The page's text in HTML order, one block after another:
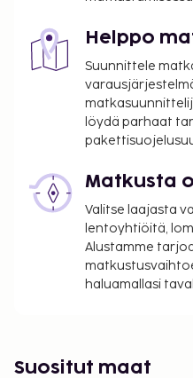
baari/aulabaari ja
raikkaan juoman
buffetaamiainen
10.30 ja viikonloppuisin klo
tilat tai palvelut on
saattavat muuttua):
Uima-allas
Majoituspaikka veloittaa
suoritettavat maksut.
sovellettavat verot:
Takuumaksu: 5000
Helppo
Suunnittele
löydä parhaat
Matkusta
Valitse laajasta
lentoyhtiöitä,
Alustamme
haluamallasi
Suositut maat